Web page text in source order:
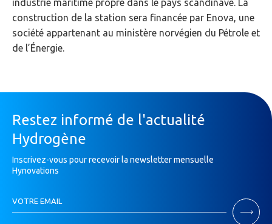
construction de la station sera financée par Enova, une
société appartenant au ministère norvégien du Pétrole et
de l’Énergie.
Restez informé de l'actualité
Hydrogène
Inscrivez-vous pour recevoir la newsletter mensuelle
Hynovations
Newsletter
VOTRE EMAIL
Si